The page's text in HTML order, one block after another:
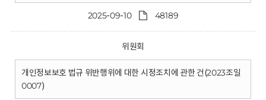
2025-09-10 48189
위원회
개인정보보호 법규 위반행위에 대한 시정조치에 관한 건(2023조일
0007)